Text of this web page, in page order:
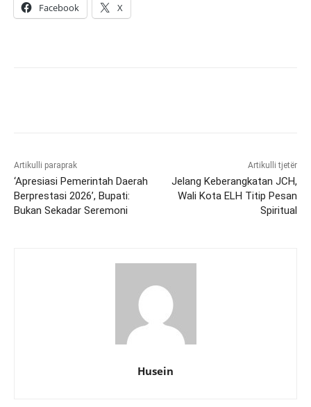
Facebook X
Artikulli paraprak
‘Apresiasi Pemerintah Daerah
Berprestasi 2026’, Bupati:
Bukan Sekadar Seremoni
Artikulli tjetër
Jelang Keberangkatan JCH,
Wali Kota ELH Titip Pesan
Spiritual
Husein